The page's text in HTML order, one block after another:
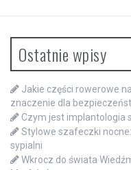
Ostatnie wpisy
Jakie części rowerowe
znaczenie dla
Czym jest implantologia
Stylowe szafeczki
sypialni
Wkrocz do świata